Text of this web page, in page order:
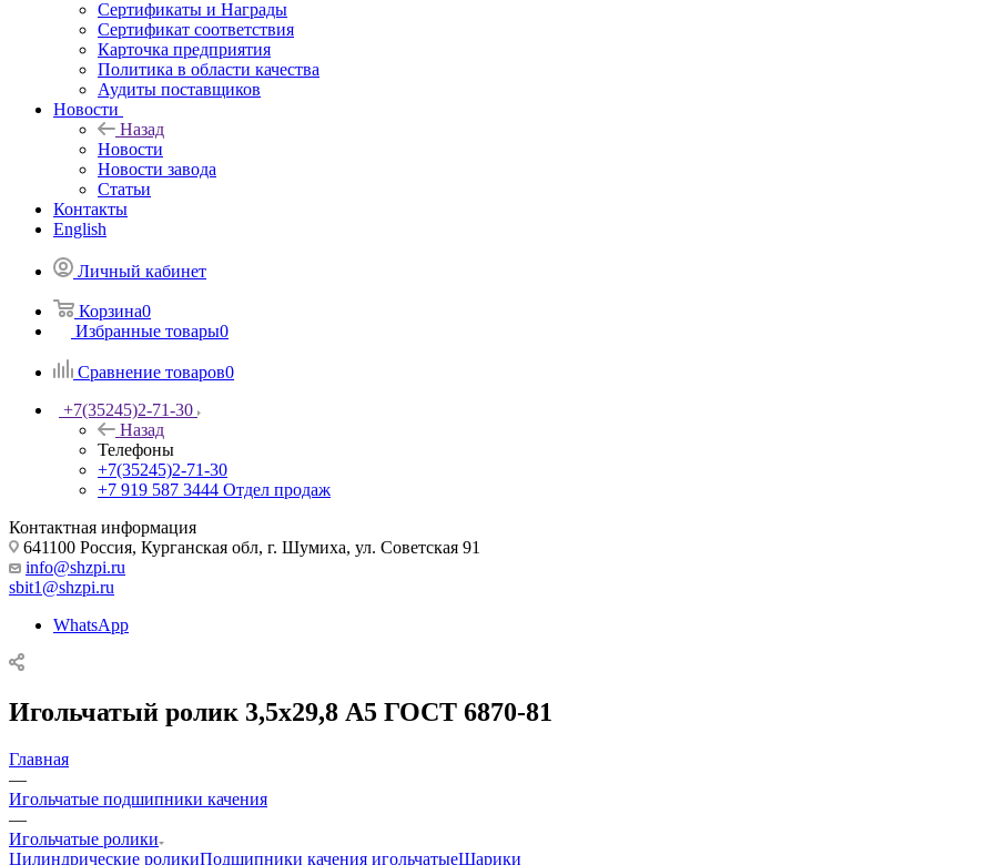
Сертификаты и Награды
Сертификат соответствия
Карточка предприятия
Политика в области качества
Аудиты поставщиков
Новости
Назад
Новости
Новости завода
Статьи
Контакты
English
Личный кабинет
Корзина0
Избранные товары0
Сравнение товаров0
+7(35245)2-71-30
Назад
Телефоны
+7(35245)2-71-30
+7 919 587 3444 Отдел продаж
Контактная информация
641100 Россия, Курганская обл, г. Шумиха, ул. Советская 91
info@shzpi.ru
sbit1@shzpi.ru
WhatsApp
Игольчатый ролик 3,5х29,8 А5 ГОСТ 6870-81
Главная
—
Игольчатые подшипники качения
—
Игольчатые ролики
Цилиндрические роликиПодшипники качения игольчатыеШарики